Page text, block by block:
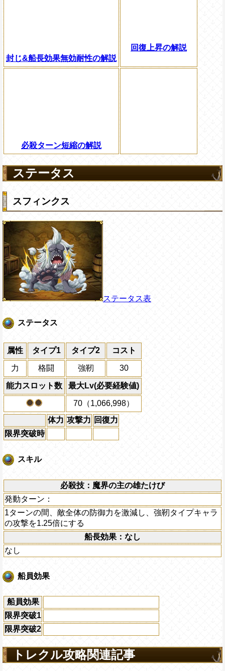
封じ&船長効果無効耐性の解説
回復上昇の解説
必殺ターン短縮の解説
ステータス
スフィンクス
ステータス表
ステータス
属性 タイプ1 タイプ2 コスト
力 格闘 強靭 30
能力スロット数 最大Lv(必要経験値)
70（1,066,998）
体力 攻撃力 回復力
限界突破時
スキル
必殺技：魔界の主の雄たけび
発動ターン：
1ターンの間、敵全体の防御力を激減し、強靭タイプキャラ
の攻撃を1.25倍にする
船長効果：なし
なし
船員効果
船員効果
限界突破1
限界突破2
トレクル攻略関連記事